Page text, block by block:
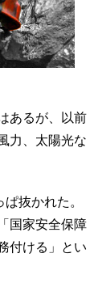
あるが、以前
力、太陽光な
抜かれた。
国家安全保障
付ける」とい